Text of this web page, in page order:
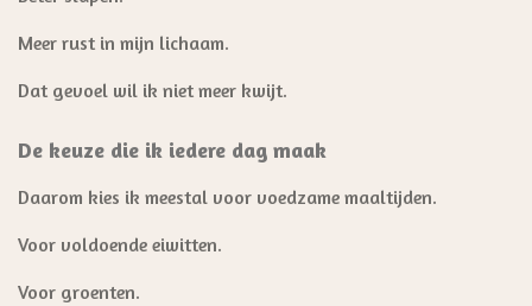
Meer rust in mijn lichaam.
Dat gevoel wil ik niet meer kwijt.
De keuze die ik iedere dag maak
Daarom kies ik meestal voor voedzame maaltijden.
Voor voldoende eiwitten.
Voor groenten.